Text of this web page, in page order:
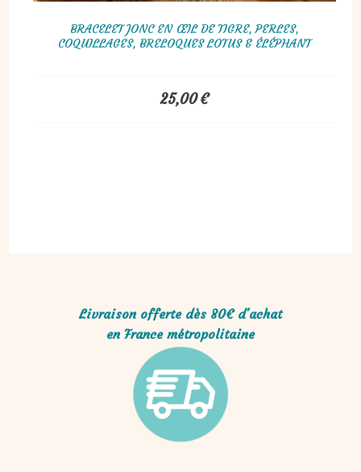
BRACELET JONC EN ŒIL DE TIGRE, PERLES,
COQUILLAGES, BRELOQUES LOTUS & ÉLÉPHANT
25,00€
Livraison offerte dès 80€ d'achat
en France métropolitaine